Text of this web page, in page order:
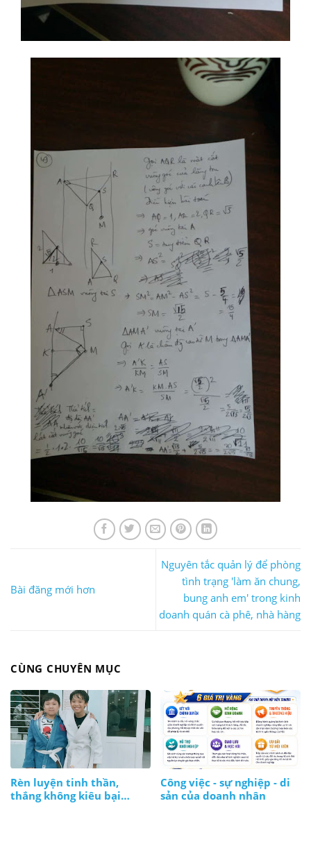
Bài đăng mới hơn
Nguyên tắc quản lý để phòng
tình trạng 'làm ăn chung,
bung anh em' trong kinh
doanh quán cà phê, nhà hàng
CÙNG CHUYÊN MỤC
Rèn luyện tinh thần,
thắng không kiêu bại
Công việc - sự nghiệp - di
sản của doanh nhân